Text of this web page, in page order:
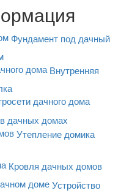
Фундамент под дачный
Внутренняя
дачных домах
Утепление домика
Кровля дачных домов
Устройство